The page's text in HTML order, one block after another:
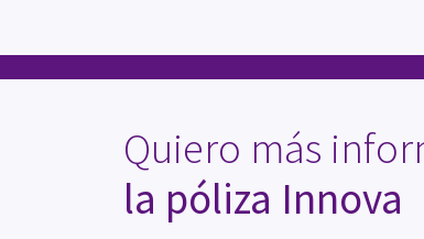
Quiero más
la póliza Innova